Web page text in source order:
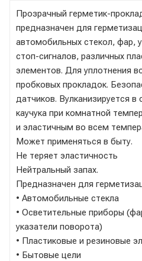
Прозрачный герметик-
предназначен для
автомобильных стекол, фар,
стоп-сигналов, различных
элементов. Для уплотнения
пробковых прокладок.
датчиков. Вулканизируется в
каучука при комнатной
и эластичным во всем
Может применяться в быту.
Не теряет эластичность
Нейтральный запах.
Предназначен для
• Автомобильные стекла
• Осветительные приборы
указатели поворота)
• Пластиковые и резиновые
• Бытовые цели